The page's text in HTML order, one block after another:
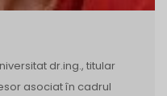
dr.ing., titular
asociat în cadrul